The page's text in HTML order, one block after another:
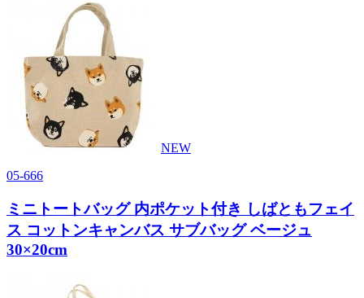
NEW
05-666
ミニトートバッグ 内ポケット付き しばともフェイ
ス コットンキャンバス サブバッグ ベージュ
30×20cm